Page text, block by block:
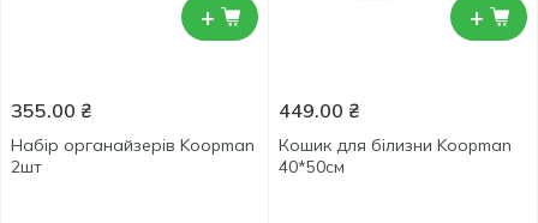
+
355.00 ₴
Набір органайзерів Koopman
2шт
+
449.00 ₴
Кошик для білизни Koopman
40*50см